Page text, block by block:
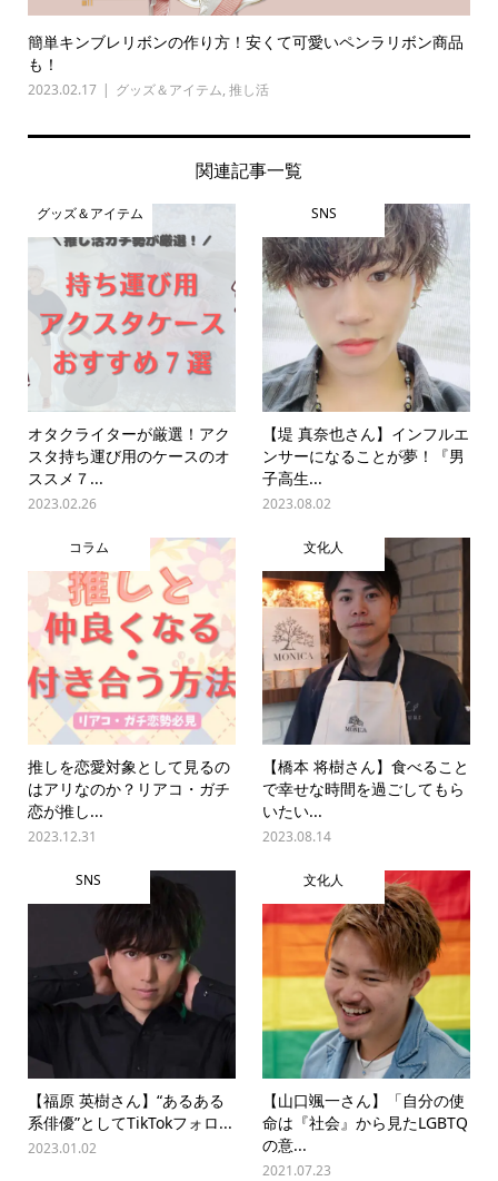
簡単キンブレリボンの作り方！安くて可愛いペンラリボン商品
も！
2023.02.17 グッズ＆アイテム, 推し活
関連記事一覧
グッズ＆アイテム
オタクライターが厳選！アク
スタ持ち運び用のケースのオ
ススメ７...
2023.02.26
SNS
【堤 真奈也さん】インフルエ
ンサーになることが夢！『男
子高生...
2023.08.02
コラム
推しを恋愛対象として見るの
はアリなのか？リアコ・ガチ
恋が推し...
2023.12.31
文化人
【橋本 将樹さん】食べること
で幸せな時間を過ごしてもら
いたい...
2023.08.14
SNS
【福原 英樹さん】“あるある
系俳優”としてTikTokフォロ...
2023.01.02
文化人
【山口颯一さん】「自分の使
命は『社会』から見たLGBTQ
の意...
2021.07.23